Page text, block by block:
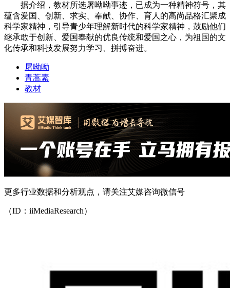
据介绍，教材所选屠呦呦事迹，已成为一种精神符号，其
蕴含爱国、创新、求实、奉献、协作、育人的高尚品格汇聚成
科学家精神，引导青少年理解新时代的科学家精神，鼓励他们
继承敢于创新、爱国奉献的优良传统和爱国之心，为祖国的文
化传承和科技发展努力学习、拼搏奋进。
屠呦呦
青蒿素
教材
更多行业数据和分析观点，请关注艾媒咨询微信号
（ID：iiMediaResearch）